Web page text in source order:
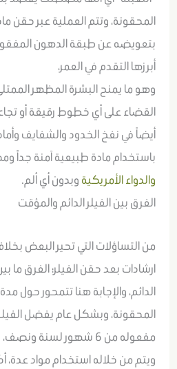
المحقونة، وتتم العملية عبر حقن
بتعويضه عن طبقة الدهون
أبرزها التقدم في العمر،
وهو ما يمنح البشرة المظهر
القضاء على أي خطوط رقيقة أو
أيضاً في نفخ الخدود والشفايف
باستخدام مادة طبيعية آمنة جداً
والدواء الأمريكية وبدون أي ألم.
الفرق بين الفيلر الدائم والمؤقت
من التساؤلات التي تحير البعض
ارشادات بعد حقن الفيلر؛ الفرق ما
الدائم، والإجابة هنا تتمحور حول مدة
المحقونة، وبشكل عام يفضل
مفعوله من 6 شهور لسنة ونصف،
ويتم من خلاله استخدام مواد